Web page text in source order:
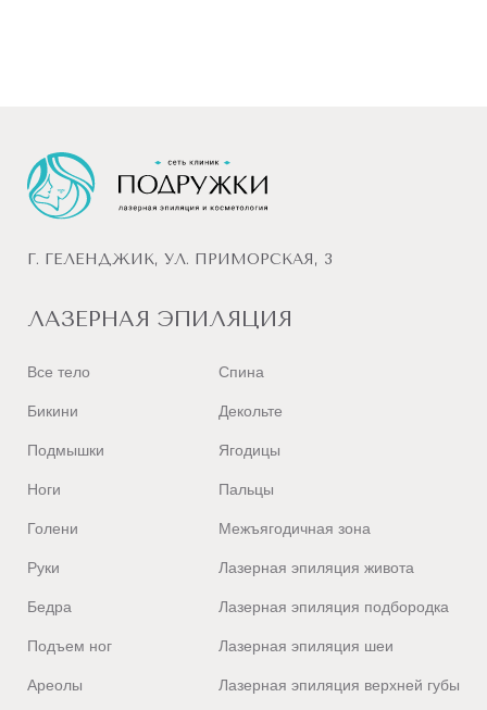
Г. ГЕЛЕНДЖИК, УЛ. ПРИМОРСКАЯ, 3
ЛАЗЕРНАЯ ЭПИЛЯЦИЯ
Все тело
Бикини
Подмышки
Ноги
Голени
Руки
Бедра
Подъем ног
Ареолы
Спина
Декольте
Ягодицы
Пальцы
Межъягодичная зона
Лазерная эпиляция живота
Лазерная эпиляция подбородка
Лазерная эпиляция шеи
Лазерная эпиляция верхней губы